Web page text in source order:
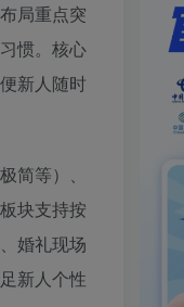
局重点突
惯。核心
新人随时
简等）、
块支持按
婚礼现场
新人个性